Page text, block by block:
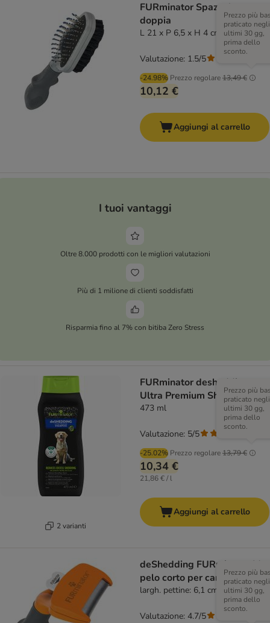
FURminator Spazzola
doppia
L 21 x P 6,5 x H 4 cm
-24.98% Prezzo regolare13,49 €
Prezzo più
praticato negli
ultimi 30 gg,
prima dello
sconto.
10,12 €
Valutazione: 1.5/5
Aggiungi al carrello
I tuoi vantaggi
Oltre 8.000 prodotti con le migliori valutazioni
Più di 1 milione di clienti soddisfatti
Risparmia fino al 7% con bitiba Zero Stress
2 varianti
FURminator deshedding
Ultra Premium Shampoo
473 ml
-25.02% Prezzo regolare13,79 €
Prezzo più
praticato negli
ultimi 30 gg,
prima dello
sconto.
10,34 €
21,86 € / l
Valutazione: 5/5
Aggiungi al carrello
deShedding FURminator M
pelo corto per cani
largh. pettine: 6,1 cm
Prezzo più
praticato negli
ultimi 30 gg,
prima dello
sconto.
Valutazione: 4.7/5